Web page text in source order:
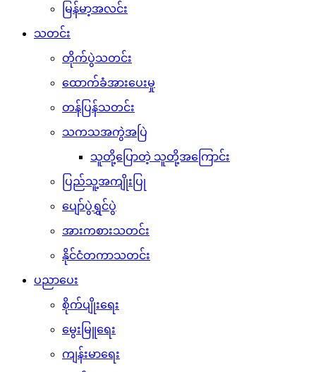
မြန်မာ့အလင်း
သတင်း
တိုက်ပွဲသတင်း
ထောက်ခံအားပေးမှု
တန်ပြန်သတင်း
သကသအကွဲအပြဲ
သူတို့ပြောတဲ့ သူတို့အကြောင်း
ပြည်သူ့အကျိုးပြု
ပျော်ပွဲရွှင်ပွဲ
အားကစားသတင်း
နိုင်ငံတကာသတင်း
ပညာပေး
စိုက်ပျိုးရေး
မွေးမြူရေး
ကျန်းမာရေး